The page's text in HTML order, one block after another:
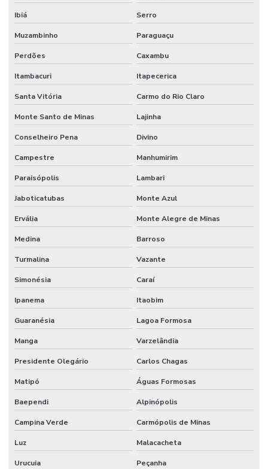
Ibiá Serro
Muzambinho Paraguaçu
Perdões Caxambu
Itambacuri Itapecerica
Santa Vitória Carmo do Rio Claro
Monte Santo de Minas Lajinha
Conselheiro Pena Divino
Campestre Manhumirim
Paraisópolis Lambari
Jaboticatubas Monte Azul
Ervália Monte Alegre de Minas
Medina Barroso
Turmalina Vazante
Simonésia Caraí
Ipanema Itaobim
Guaranésia Lagoa Formosa
Manga Varzelândia
Presidente Olegário Carlos Chagas
Matipó Águas Formosas
Baependi Alpinópolis
Campina Verde Carmópolis de Minas
Luz Malacacheta
Urucuia Peçanha